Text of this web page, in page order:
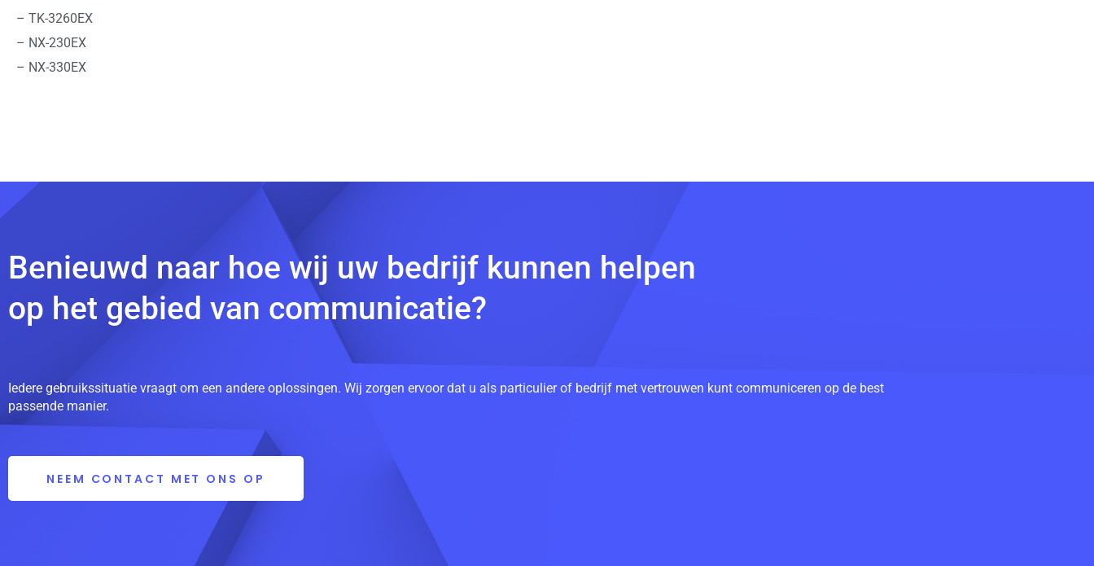
– TK-3260EX
– NX-230EX
– NX-330EX
Benieuwd naar hoe wij uw bedrijf kunnen helpen
op het gebied van communicatie?
Iedere gebruikssituatie vraagt om een andere oplossingen. Wij zorgen ervoor dat u als particulier of bedrijf met vertrouwen kunt communiceren op de best
passende manier.
NEEM CONTACT MET ONS OP